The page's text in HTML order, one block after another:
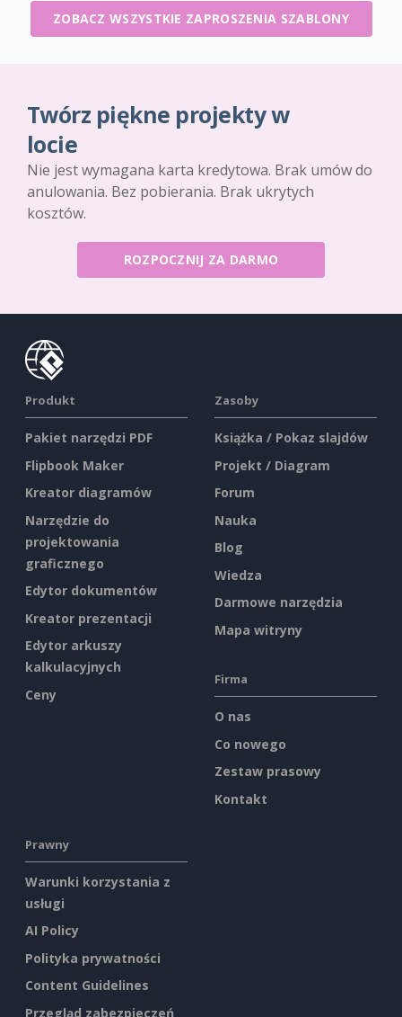
ZOBACZ WSZYSTKIE ZAPROSZENIA SZABLONY
Twórz piękne projekty w
locie
Nie jest wymagana karta kredytowa. Brak umów do
anulowania. Bez pobierania. Brak ukrytych
kosztów.
ROZPOCZNIJ ZA DARMO
Produkt
Pakiet narzędzi PDF
Flipbook Maker
Kreator diagramów
Narzędzie do
projektowania
graficznego
Edytor dokumentów
Kreator prezentacji
Edytor arkuszy
kalkulacyjnych
Ceny
Zasoby
Książka / Pokaz slajdów
Projekt / Diagram
Forum
Nauka
Blog
Wiedza
Darmowe narzędzia
Mapa witryny
Firma
O nas
Co nowego
Zestaw prasowy
Kontakt
Prawny
Warunki korzystania z
usługi
AI Policy
Polityka prywatności
Content Guidelines
Przegląd zabezpieczeń